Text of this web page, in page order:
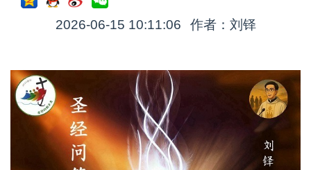
2026-06-15 10:11:06 作者：刘铎